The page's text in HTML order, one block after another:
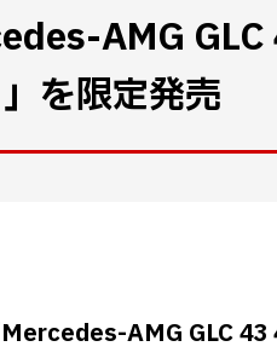
AMG
を限定発売
Mercedes-AMG GLC